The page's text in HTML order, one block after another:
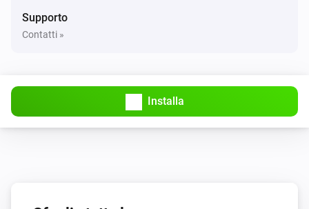
Supporto
Contatti »
Installa